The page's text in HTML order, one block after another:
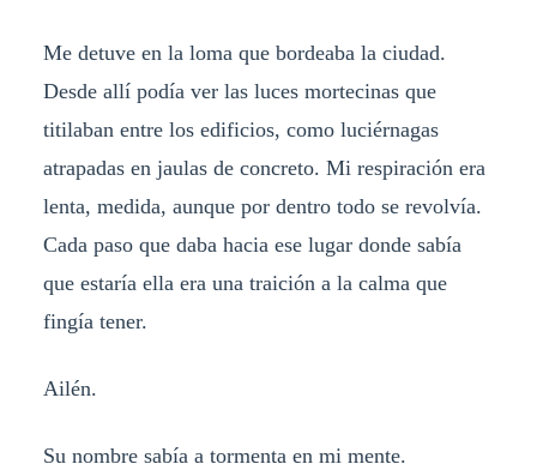
Me detuve en la loma que bordeaba la ciudad.
Desde allí podía ver las luces mortecinas que
titilaban entre los edificios, como luciérnagas
atrapadas en jaulas de concreto. Mi respiración era
lenta, medida, aunque por dentro todo se revolvía.
Cada paso que daba hacia ese lugar donde sabía
que estaría ella era una traición a la calma que
fingía tener.
Ailén.
Su nombre sabía a tormenta en mi mente.